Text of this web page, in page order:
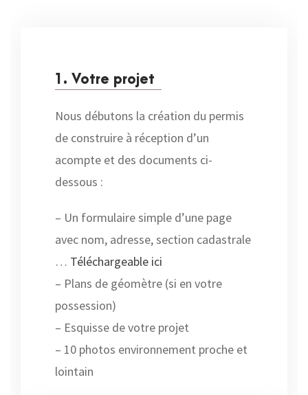
1. Votre projet
Nous débutons la création du permis
de construire à réception d’un
acompte et des documents ci-
dessous :
– Un formulaire simple d’une page
avec nom, adresse, section cadastrale
… Téléchargeable ici
– Plans de géomètre (si en votre
possession)
– Esquisse de votre projet
– 10 photos environnement proche et
lointain